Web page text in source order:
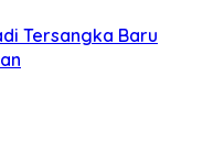
Tersangka Baru